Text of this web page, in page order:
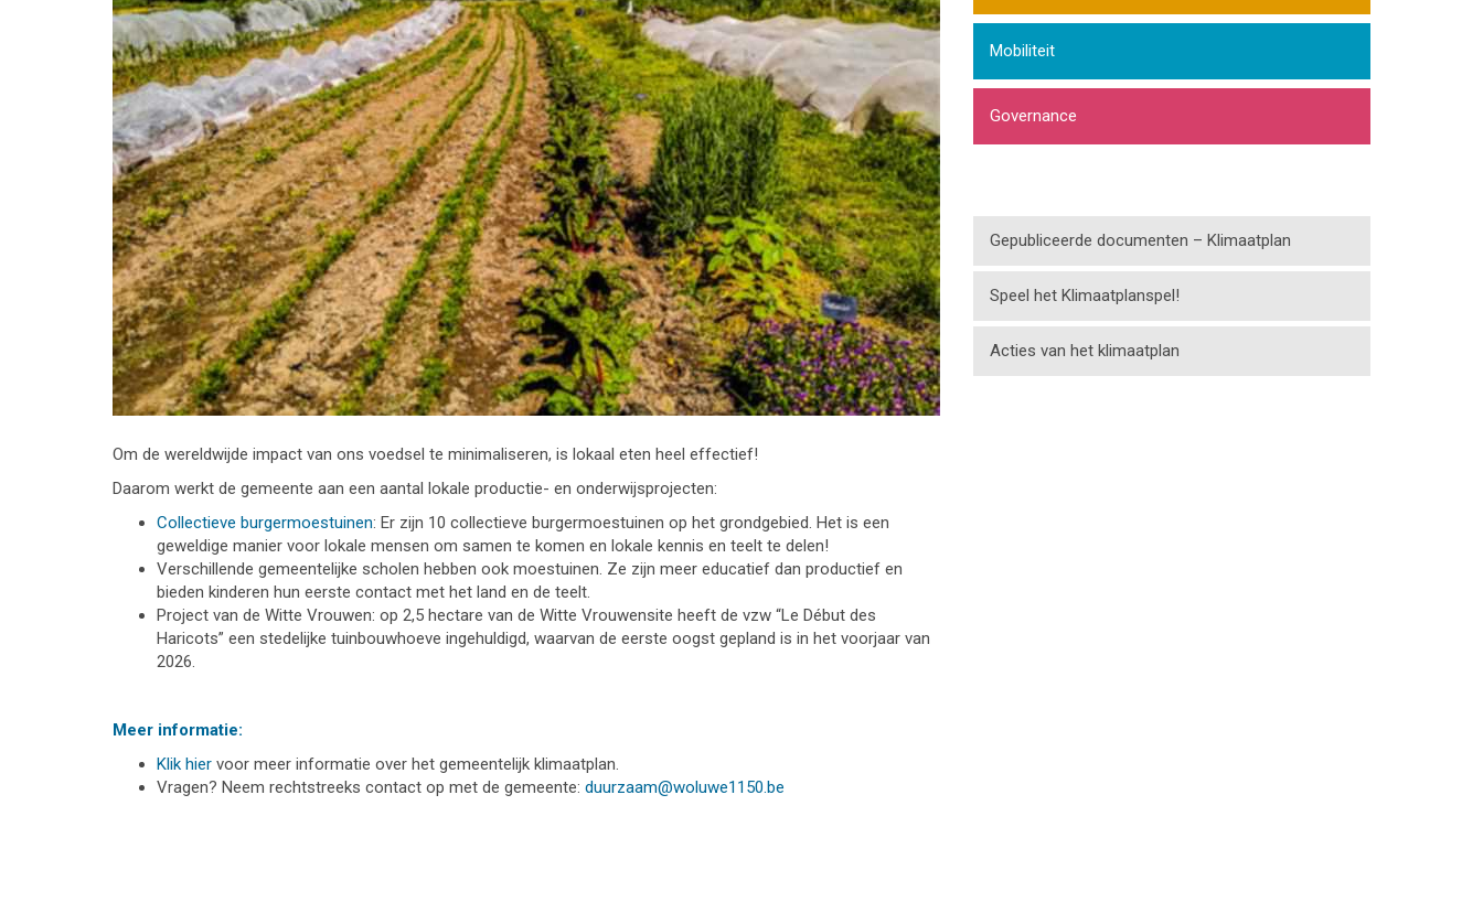
Om de wereldwijde impact van ons voedsel te minimaliseren, is lokaal eten heel effectief!
Daarom werkt de gemeente aan een aantal lokale productie- en onderwijsprojecten:
Collectieve burgermoestuinen: Er zijn 10 collectieve burgermoestuinen op het grondgebied. Het is een
geweldige manier voor lokale mensen om samen te komen en lokale kennis en teelt te delen!
Verschillende gemeentelijke scholen hebben ook moestuinen. Ze zijn meer educatief dan productief en
bieden kinderen hun eerste contact met het land en de teelt.
Project van de Witte Vrouwen: op 2,5 hectare van de Witte Vrouwensite heeft de vzw “Le Début des
Haricots” een stedelijke tuinbouwhoeve ingehuldigd, waarvan de eerste oogst gepland is in het voorjaar van
2026.
Meer informatie:
Klik hier voor meer informatie over het gemeentelijk klimaatplan.
Vragen? Neem rechtstreeks contact op met de gemeente: duurzaam@woluwe1150.be
Mobiliteit
Governance
Gepubliceerde documenten – Klimaatplan
Speel het Klimaatplanspel!
Acties van het klimaatplan